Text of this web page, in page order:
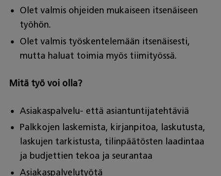
Olet valmis ohjeiden mukaiseen itsenäiseen
työhön.
Olet valmis työskentelemään itsenäisesti,
mutta haluat toimia myös tiimityössä.
Mitä työ voi olla?
Asiakaspalvelu- että asiantuntijatehtäviä
Palkkojen laskemista, kirjanpitoa, laskutusta,
laskujen tarkistusta, tilinpäätösten laadintaa
ja budjettien tekoa ja seurantaa
Asiakaspalvelutyötä